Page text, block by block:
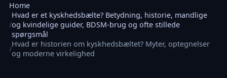
Home
Hvad er et kyskhedsbælte? Betydning, historie, mandlige
og kvindelige guider, BDSM-brug og ofte stillede
spørgsmål
Hvad er historien om kyskhedsbæltet? Myter, optegnelser
og moderne virkelighed